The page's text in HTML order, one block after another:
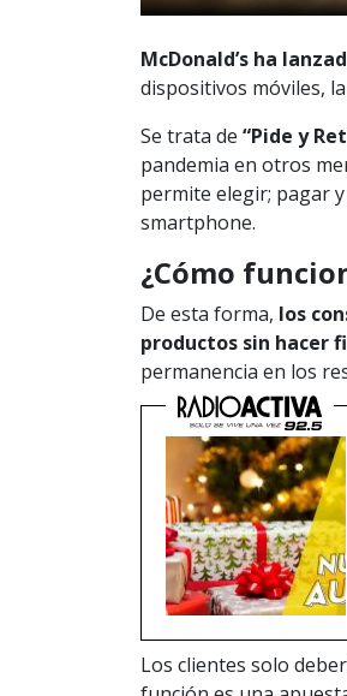
McDonald’s ha
dispositivos móviles,
Se trata de “Pide y
pandemia en otros
permite elegir; pagar
smartphone.
¿Cómo
De esta forma, los
productos sin hacer
permanencia en los
Los clientes solo